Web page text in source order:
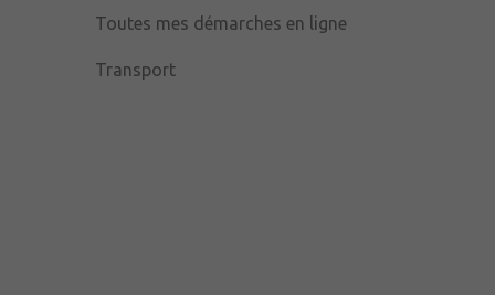
Toutes mes démarches en ligne
Transport